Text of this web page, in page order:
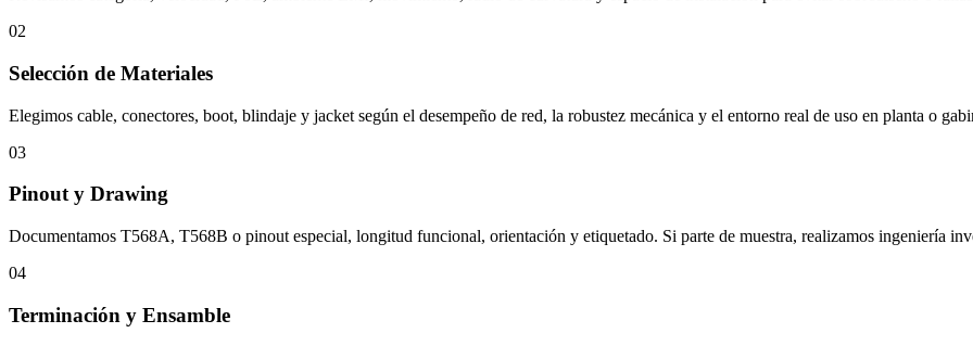
02
Selección de Materiales
Elegimos cable, conectores, boot, blindaje y jacket según el desempeño de red, la robustez mecánica y el entorno real de uso en planta o
03
Pinout y Drawing
Documentamos T568A, T568B o pinout especial, longitud funcional, orientación y etiquetado. Si parte de muestra, realizamos ingeniería
04
Terminación y Ensamble